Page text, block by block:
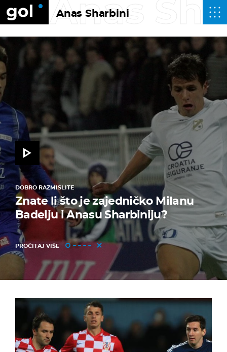
Anas Sharbini
Anas
DOBRO RAZMISLITE
Znate li što je zajedničko Milanu
Badelju i Anasu Sharbiniju?
PROČITAJ VIŠE